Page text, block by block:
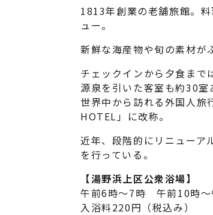
1813年創業の老舗旅館。
ュー。
新鮮な海産物や旬の素材が
チェックインから夕食まで
源泉を引いた客室も約30室
世界中から訪れる外国人旅
HOTEL」に改称。
近年、段階的にリニューア
を行っている。
【湯野浜上区公衆浴場】
午前6時～7時 午前10時
入浴料220円（税込み）